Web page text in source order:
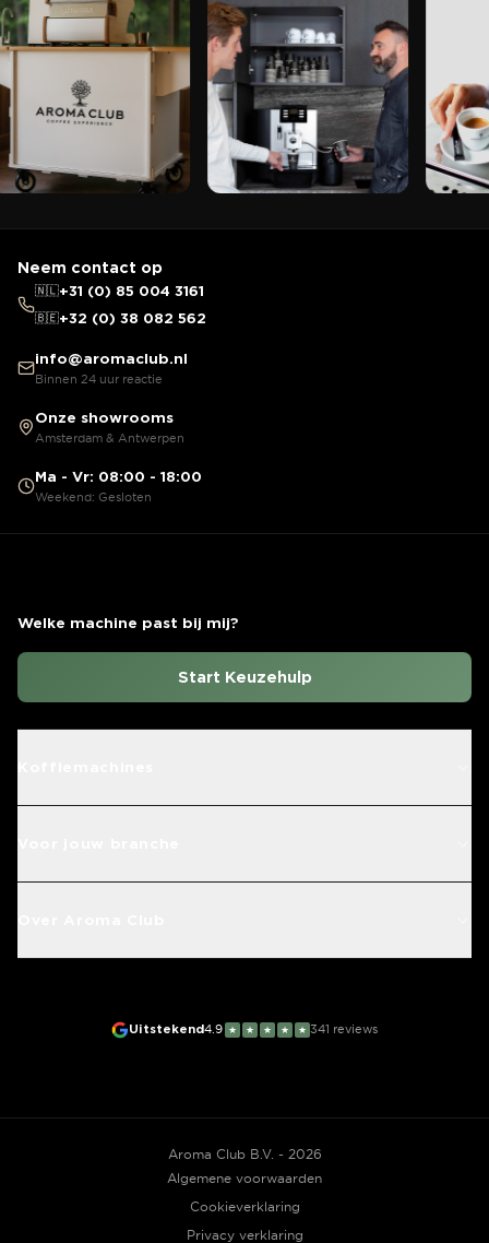
Neem contact op
🇳🇱+31 (0) 85 004 3161
🇧🇪+32 (0) 38 082 562
info@aromaclub.nl
Binnen 24 uur reactie
Onze showrooms
Amsterdam & Antwerpen
Ma - Vr: 08:00 - 18:00
Weekend: Gesloten
Welke machine past bij mij?
Start Keuzehulp
Uitstekend4.9 ★ ★ ★ ★ ★ 341 reviews
Aroma Club B.V. - 2026
Algemene voorwaarden
Cookieverklaring
Privacy verklaring